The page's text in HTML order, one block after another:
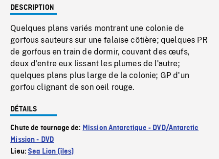
DESCRIPTION
Quelques plans variés montrant une colonie de
gorfous sauteurs sur une falaise côtière; quelques PR
de gorfous en train de dormir, couvant des œufs,
deux d'entre eux lissant les plumes de l'autre;
quelques plans plus large de la colonie; GP d'un
gorfou clignant de son oeil rouge.
DÉTAILS
Chute de tournage de: Mission Antarctique - DVD/Antarctic
Mission - DVD
Lieu:Sea Lion (îles)